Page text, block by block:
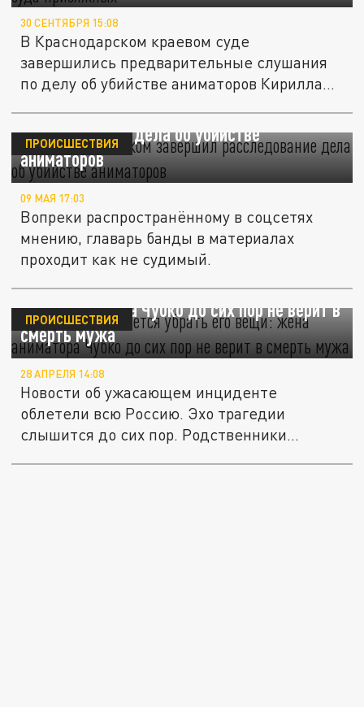
30 СЕНТЯБРЯ 15:08
В Краснодарском краевом суде
завершились предварительные слушания
по делу об убийстве аниматоров Кирилла
Кубанский Следком завершил
расследование дела об убийстве
аниматоров
ПРОИСШЕСТВИЯ
09 МАЯ 17:03
Вопреки распространённому в соцсетях
мнению, главарь банды в материалах
проходит как не судимый.
"Рука не поднимается убрать его вещи":
жена аниматора Чубко до сих пор не верит в
смерть мужа
ПРОИСШЕСТВИЯ
28 АПРЕЛЯ 14:08
Новости об ужасающем инциденте
облетели всю Россию. Эхо трагедии
слышится до сих пор. Родственники